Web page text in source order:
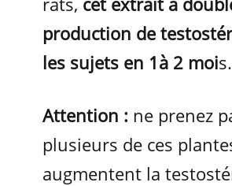
production de
les sujets en 1à 2 moi
Attention : ne prenez
plusieurs de ces
augmentent la